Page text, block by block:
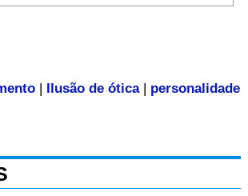
| Ilusão de ótica| personalidade